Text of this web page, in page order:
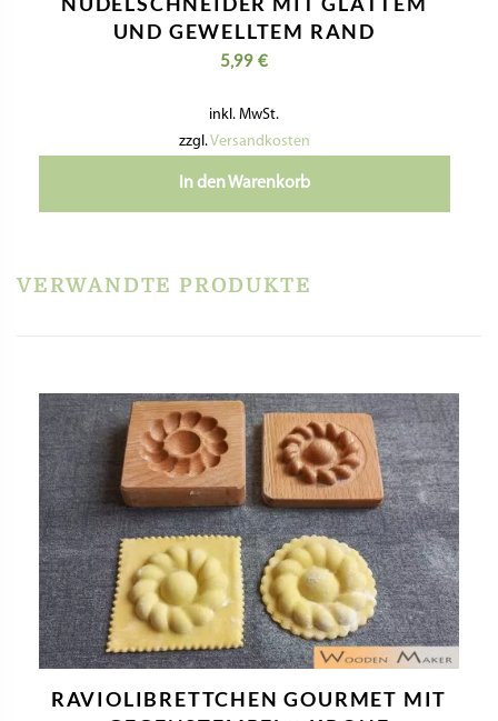
UND GEWELLTEM RAND
5,99€
inkl. MwSt.
zzgl.Versandkosten
In den Warenkorb
VERWANDTE PRODUKTE
RAVIOLIBRETTCHEN GOURMET MIT